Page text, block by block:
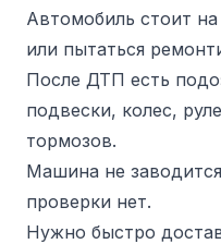
Автомобиль стоит
или пытаться
После ДТП есть
подвески, колес,
тормозов.
Машина не
проверки нет.
Нужно быстро